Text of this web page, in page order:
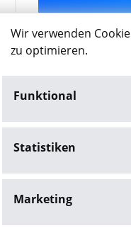
Wir verwenden
zu optimieren.
Funktional
Statistiken
Marketing